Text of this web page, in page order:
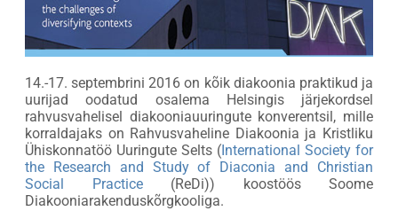
14.-17. septembrini 2016 on kõik diakoonia praktikud ja
uurijad oodatud osalema Helsingis järjekordsel
rahvusvahelisel diakooniauuringute konverentsil, mille
korraldajaks on Rahvusvaheline Diakoonia ja Kristliku
Ühiskonnatöö Uuringute Selts ( International Society for
the Research and Study of Diaconia and Christian
Social Practice(ReDi)) koostöös Soome
Diakooniarakenduskõrgkooliga.